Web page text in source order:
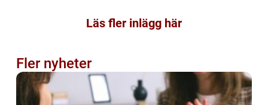
Läs fler inlägg här
Fler nyheter